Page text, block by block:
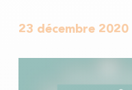
23 décembre 2020